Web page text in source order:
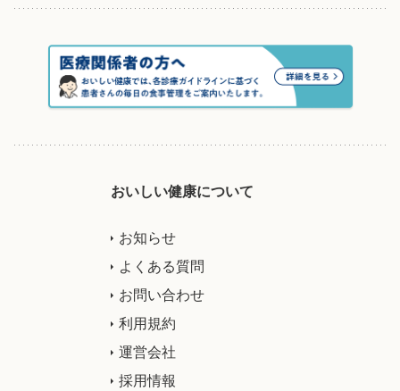
おいしい健康について
お知らせ
よくある質問
お問い合わせ
利用規約
運営会社
採用情報